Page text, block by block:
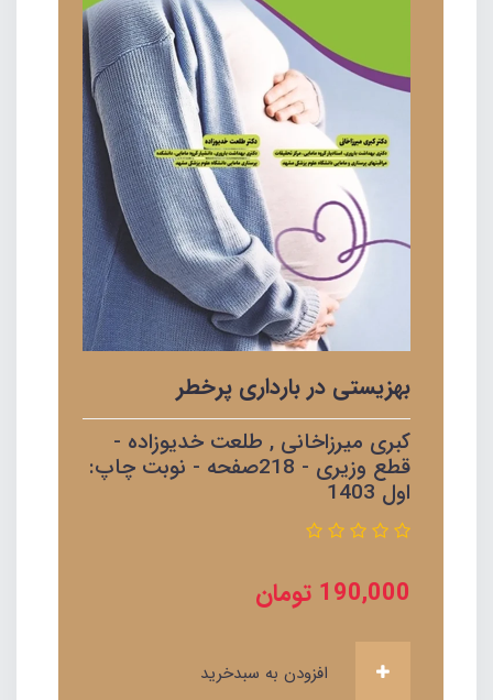
بهزیستی در بارداری پرخطر
کبری میرزاخانی , طلعت خدیوزاده -
قطع وزیری - 218صفحه - نوبت چاپ:
اول 1403
190,000 تومان